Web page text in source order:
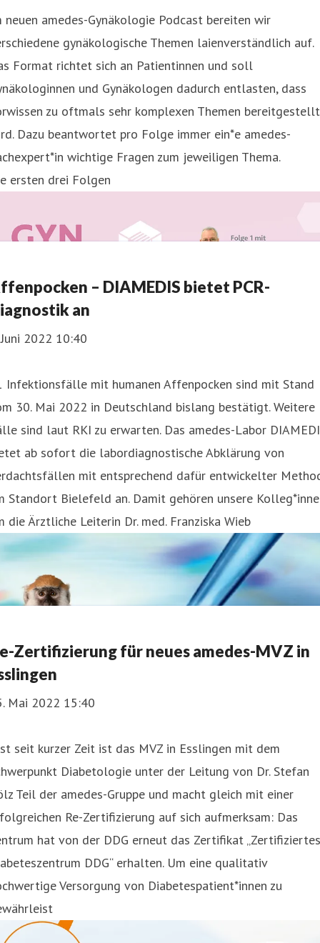
neuen amedes-Gynäkologie Podcast bereiten wir
gynäkologische Themen laienverständlich auf.
Format richtet sich an Patientinnen und soll
und Gynäkologen dadurch entlasten, dass
zu oftmals sehr komplexen Themen bereitgestellt
Dazu beantwortet pro Folge immer ein*e amedes-
wichtige Fragen zum jeweiligen Thema.
ersten drei Folgen
– DIAMEDIS bietet PCR-
an
2022 10:40
Infektionsfälle mit humanen Affenpocken sind mit Stand
30. Mai 2022 in Deutschland bislang bestätigt. Weitere
sind laut RKI zu erwarten. Das amedes-Labor
ab sofort die labordiagnostische Abklärung von
mit entsprechend dafür entwickelter
Standort Bielefeld an. Damit gehören unsere
die Ärztliche Leiterin Dr. med. Franziska Wieb
Zertifizierung für neues amedes-MVZ in
Mai 2022 15:40
seit kurzer Zeit ist das MVZ in Esslingen mit dem
Diabetologie unter der Leitung von Dr. Stefan
Teil der amedes-Gruppe und macht gleich mit einer
Re-Zertifizierung auf sich aufmerksam: Das
hat von der DDG erneut das Zertifikat „Zertifiziertes
DDG“ erhalten. Um eine qualitativ
Versorgung von Diabetespatient*innen zu